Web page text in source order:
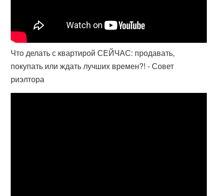
Что делать с квартирой СЕЙЧАС: продавать,
покупать или ждать лучших времен?! - Совет
риэлтора